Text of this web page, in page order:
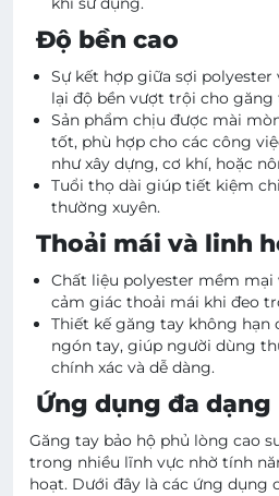
Độ bền cao
Sự kết hợp giữa sợi
lại độ bền vượt trội cho găng
Sản phẩm chịu được mài
tốt, phù hợp cho các công
như xây dựng, cơ khí, hoặc
Tuổi thọ dài giúp tiết kiệm
thường xuyên.
Thoải mái và linh
Chất liệu polyester mềm mại
cảm giác thoải mái khi đeo
Thiết kế găng tay không hạn
ngón tay, giúp người dùng
chính xác và dễ dàng.
Ứng dụng đa dạng
Găng tay bảo hộ phủ lòng cao
trong nhiều lĩnh vực nhờ tính
hoạt. Dưới đây là các ứng dụng